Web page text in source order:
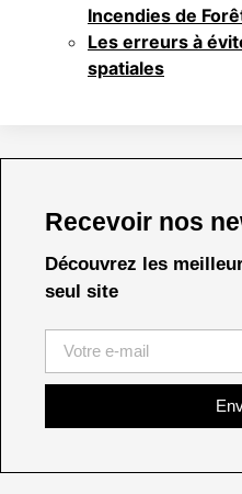
Incendies de
Les erreurs à
spatiales
Recevoir nos
Découvrez les
seul site